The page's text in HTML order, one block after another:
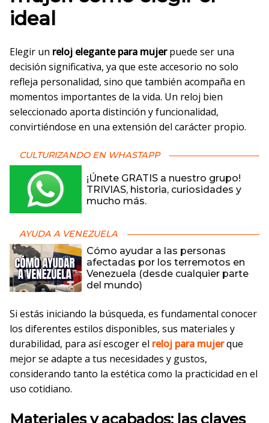
ideal
Elegir un reloj elegante para mujerpuede ser una
decisión significativa, ya que este accesorio no solo
refleja personalidad, sino que también acompaña en
momentos importantes de la vida. Un reloj bien
seleccionado aporta distinción y funcionalidad,
convirtiéndose en una extensión del carácter propio.
CULTURIZANDO EN WHASTAPP
¡Únete GRATIS a nuestro grupo!
TRIVIAS, historia, curiosidades y
mucho más.
AYUDA A VENEZUELA
Cómo ayudar a las personas
afectadas por los terremotos en
Venezuela (desde cualquier parte
del mundo)
Si estás iniciando la búsqueda, es fundamental conocer
los diferentes estilos disponibles, sus materiales y
durabilidad, para así escoger el reloj para mujerque
mejor se adapte a tus necesidades y gustos,
considerando tanto la estética como la practicidad en el
uso cotidiano.
Materiales y acabados: las claves